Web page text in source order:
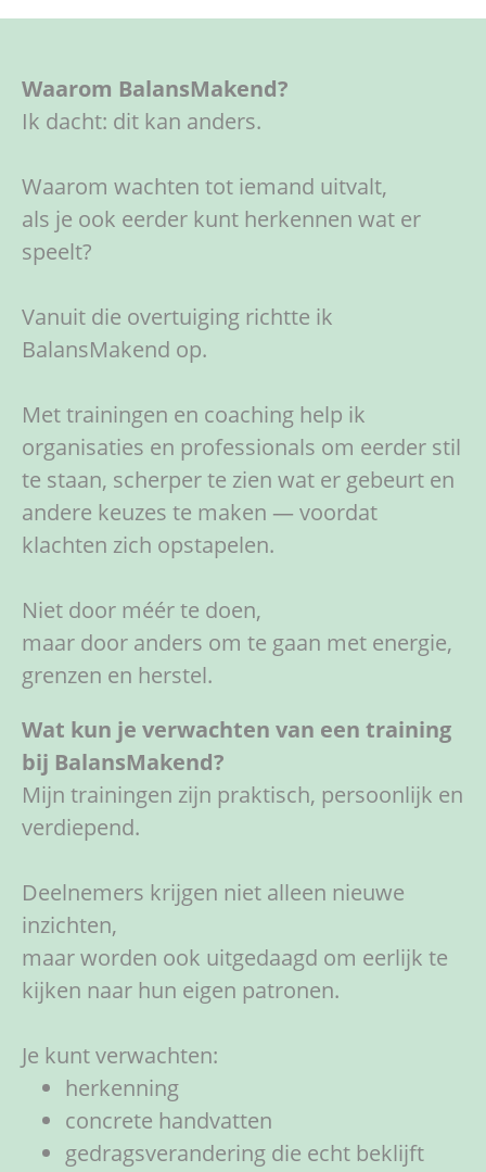
Waarom BalansMakend?
Ik dacht: dit kan anders.
Waarom wachten tot iemand uitvalt,
als je ook eerder kunt herkennen wat er
speelt?
Vanuit die overtuiging richtte ik
BalansMakend op.
Met trainingen en coaching help ik
organisaties en professionals om eerder stil
te staan, scherper te zien wat er gebeurt en
andere keuzes te maken — voordat
klachten zich opstapelen.
Niet door méér te doen,
maar door anders om te gaan met energie,
grenzen en herstel.
Wat kun je verwachten van een training
bij BalansMakend?
Mijn trainingen zijn praktisch, persoonlijk en
verdiepend.
Deelnemers krijgen niet alleen nieuwe
inzichten,
maar worden ook uitgedaagd om eerlijk te
kijken naar hun eigen patronen.
Je kunt verwachten:
herkenning
concrete handvatten
gedragsverandering die echt beklijft